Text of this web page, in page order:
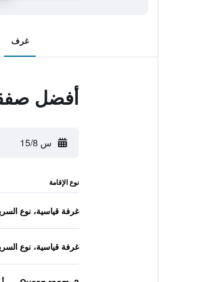
غرف
أفضل
س 15/8
نوع الإقامة
غرفة قياسية، نوع
غرفة قياسية، نوع